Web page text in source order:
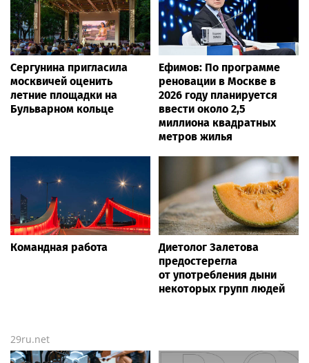
Сергунина пригласила
москвичей оценить
летние площадки на
Бульварном кольце
Ефимов: По программе
реновации в Москве в
2026 году планируется
ввести около 2,5
миллиона квадратных
метров жилья
Командная работа
Диетолог Залетова
предостерегла
от употребления дыни
некоторых групп людей
29ru.net